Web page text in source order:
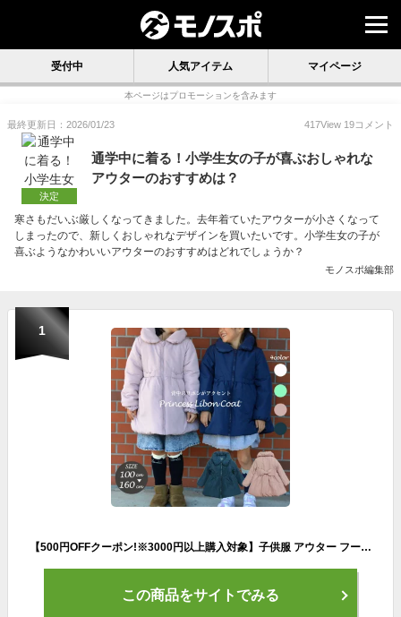
受付中 人気アイテム マイページ
本ページはプロモーションを含みます
最終更新日：2026/01/23 417View 19コメント
決定
通学中に着る！小学生女の子が喜ぶおしゃれな
アウターのおすすめは？
寒さもだいぶ厳しくなってきました。去年着ていたアウターが小さくなって
しまったので、新しくおしゃれなデザインを買いたいです。小学生女の子が
喜ぶようなかわいいアウターのおすすめはどれでしょうか？
モノスポ編集部
1
【500円OFFクーポン!※3000円以上購入対象】子供服 アウター フードなし コート 女の子 リボン キッズ かわいい おしゃれ 冬 110cm 120cm 100cm 130cm 140cm 150cm 160cm フェイクダウン 中綿 ピンク ネイビー 小学生 幼稚園 保育園 通学 通園 ダウン プレゼント
この商品をサイトでみる